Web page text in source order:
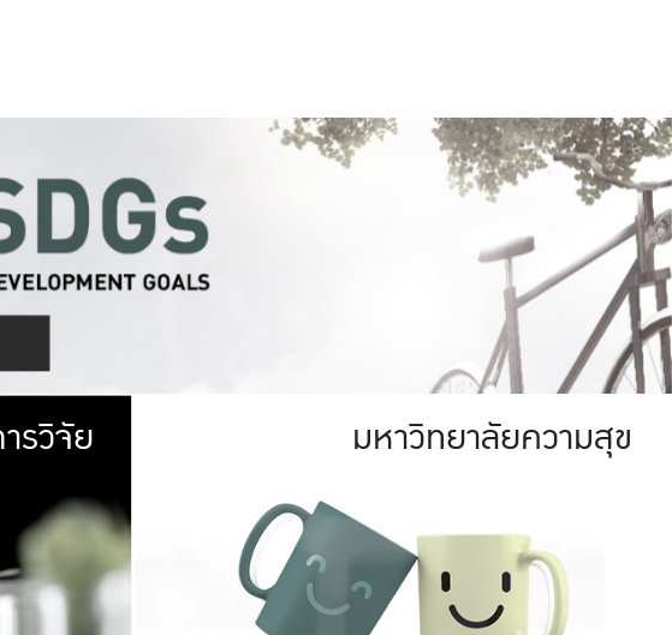
าวิทยาลัย
ตร์ มีพื้นที่เขียวสดใส หนาแน่น
ป่าในเมือง (URBAN FOREST)
(URBAN AGRICULTURE)
รวมกันได้ประมาณ 1,400 ไร่
รวิจัย มหาวิทยาลัย
ให้กับประชาชน
มหาวิทยาลัยความสุข